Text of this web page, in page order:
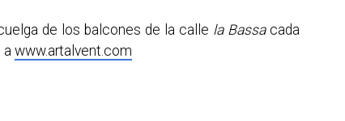
de los balcones de la calle la Bassacada
awww.artalvent.com